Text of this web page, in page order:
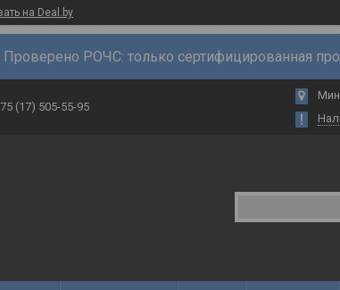
на Deal.by
Проверено РОЧС: только сертифицированная
(17) 505-55-95